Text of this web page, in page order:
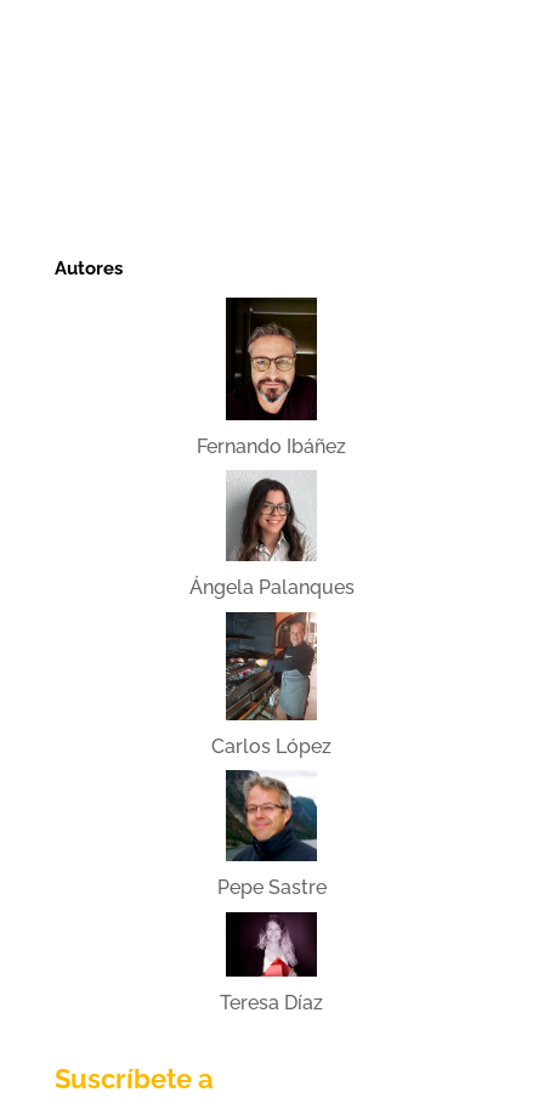
Autores
Fernando Ibáñez
Ángela Palanques
Carlos López
Pepe Sastre
Teresa Díaz
Suscríbete a